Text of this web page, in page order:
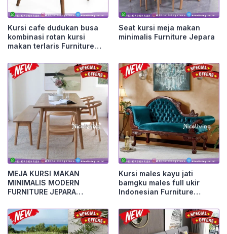
Kursi cafe dudukan busa
kombinasi rotan kursi
makan terlaris Furniture
Seat kursi meja makan
minimalis Furniture Jepara
MEJA KURSI MAKAN
MINIMALIS MODERN
FURNITURE JEPARA
Kursi males kayu jati
bamgku males full ukir
Indonesian Furniture